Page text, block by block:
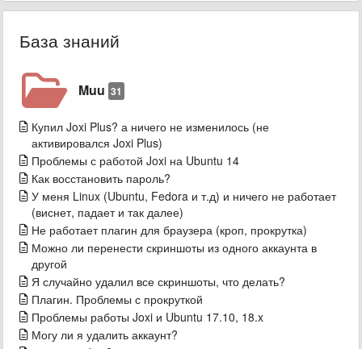
База знаний
Muu 31
Купил Joxi Plus? а ничего не изменилось (не
активировался Joxi Plus)
Проблемы с работой Joxi на Ubuntu 14
Как восстановить пароль?
У меня Linux (Ubuntu, Fedora и т.д) и ничего не работает
(виснет, падает и так далее)
Не работает плагин для браузера (кроп, прокрутка)
Можно ли перенести скриншоты из одного аккаунта в
другой
Я случайно удалил все скриншоты, что делать?
Плагин. Проблемы с прокруткой
Проблемы работы Joxi и Ubuntu 17.10, 18.x
Могу ли я удалить аккаунт?